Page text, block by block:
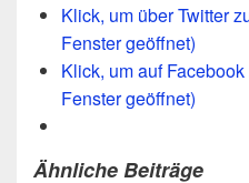
Klick, um über Twitter
Fenster geöffnet)
Klick, um auf
Fenster geöffnet)
Ähnliche Beiträge